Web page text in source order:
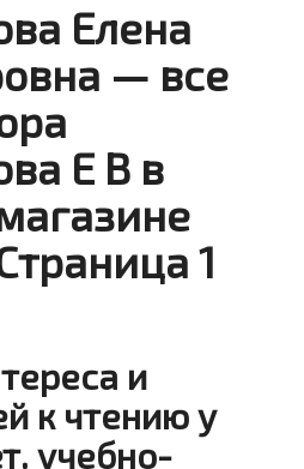
Елена
— все
Е В в
1
и
к чтению у
учебно-